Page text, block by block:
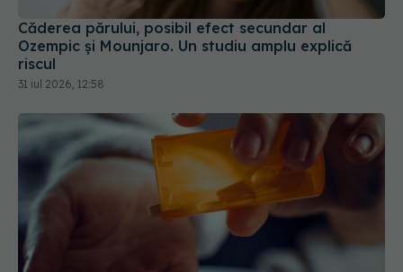
Căderea părului, posibil efect secundar al
Ozempic și Mounjaro. Un studiu amplu explică
riscul
31 iul 2026, 12:58